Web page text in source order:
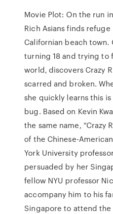
Movie Plot: On the run
Rich Asians finds
Californian beach town.
turning 18 and trying to
world, discovers Crazy
scarred and broken.
she quickly learns this
bug. Based on Kevin
the same name, “Crazy
of the Chinese-
York University
persuaded by her
fellow NYU professor
accompany him to his
Singapore to attend